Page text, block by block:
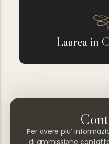
Laurea in
Per avere piu’
di ammissione